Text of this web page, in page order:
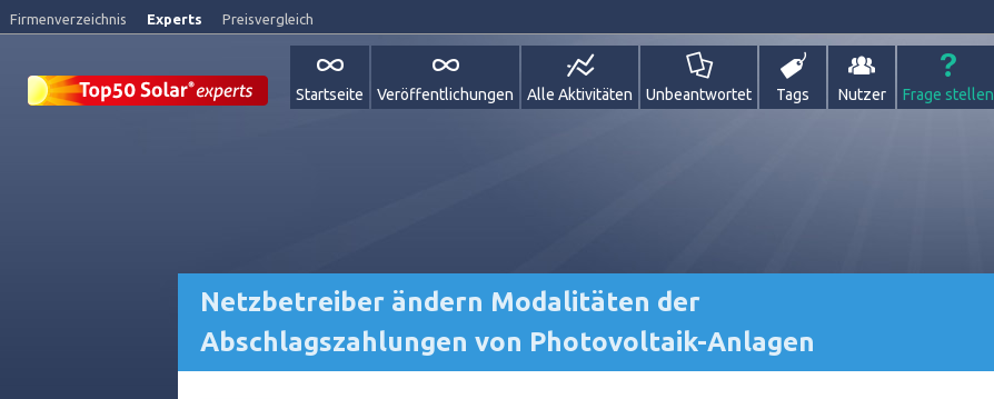
Firmenverzeichnis Experts Preisvergleich
Startseite Veröffentlichungen Alle Aktivitäten Unbeantwortet Tags Nutzer Frage stellen
Netzbetreiber ändern Modalitäten der
Abschlagszahlungen von Photovoltaik-Anlagen